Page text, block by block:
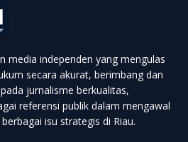
media independen yang mengulas
secara akurat, berimbang dan
jurnalisme berkualitas,
referensi publik dalam mengawal
isu strategis di Riau.